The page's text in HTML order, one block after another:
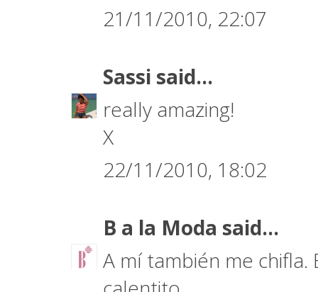
21/11/2010, 22:07
Sassi said...
really amazing!
X
22/11/2010, 18:02
B a la Moda said...
A mí también me